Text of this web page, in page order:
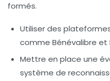
formés.
Utiliser des
comme Bénévalibre et
Mettre en place une
système de